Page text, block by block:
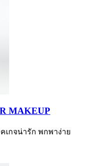
MAKEUP
กจน่ารัก พกพาง่าย